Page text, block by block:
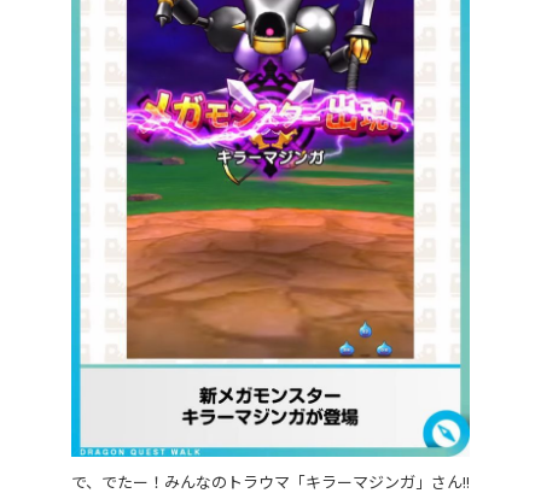
で、でたー！みんなのトラウマ「キラーマジンガ」さん!!